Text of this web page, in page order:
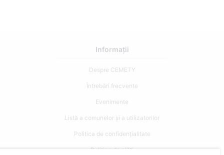
Informații
Despre CEMETY
Întrebări frecvente
Evenimente
Listă a comunelor și a utilizatorilor
Politica de confidențialitate
Politica de plăți